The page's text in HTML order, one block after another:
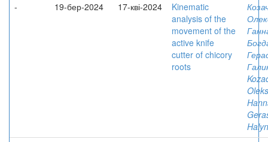
-
19-бер-2024 17-кві-2024
Kinematic
analysis of the
movement of the
active knife
cutter of chicory
roots